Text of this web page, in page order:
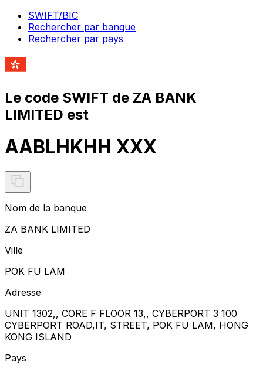
SWIFT/BIC
Rechercher par banque
Rechercher par pays
Le code SWIFT de ZA BANK
LIMITED est
AABLHKHH XXX
Nom de la banque
ZA BANK LIMITED
Ville
POK FU LAM
Adresse
UNIT 1302,, CORE F FLOOR 13,, CYBERPORT 3 100
CYBERPORT ROAD,IT, STREET, POK FU LAM, HONG
KONG ISLAND
Pays